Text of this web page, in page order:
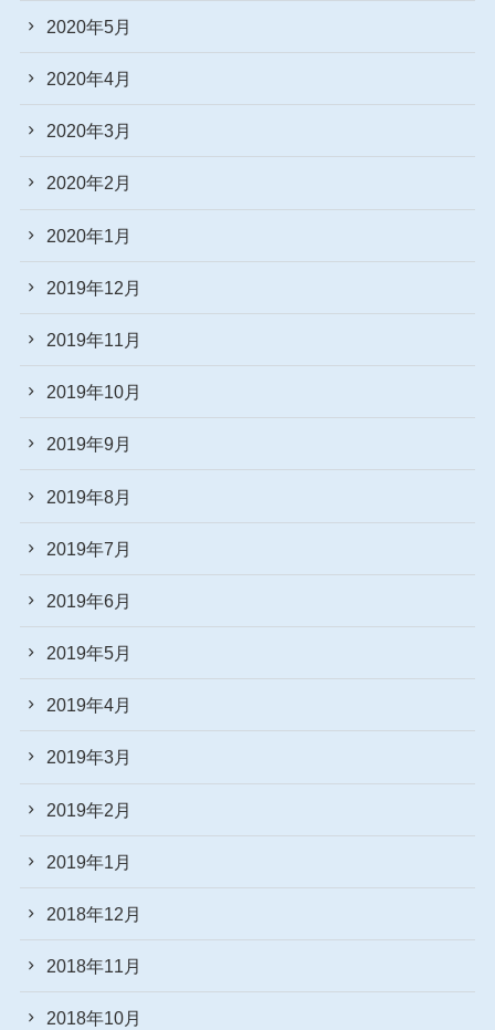
2020年5月
2020年4月
2020年3月
2020年2月
2020年1月
2019年12月
2019年11月
2019年10月
2019年9月
2019年8月
2019年7月
2019年6月
2019年5月
2019年4月
2019年3月
2019年2月
2019年1月
2018年12月
2018年11月
2018年10月